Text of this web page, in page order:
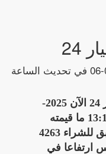
ثبات سعر الذهب عيار 24 الآن 2025-01-06 في تحديث الساعة
بلغ آخر سعر لشراء الذهب عيار 24 الآن 2025-
01-06 في تحديث الساعة 13:11:07 ما قيمته
4263 جنيه، وسجل السعر السابق للشراء 4263
مما عكس ارتفاعا في